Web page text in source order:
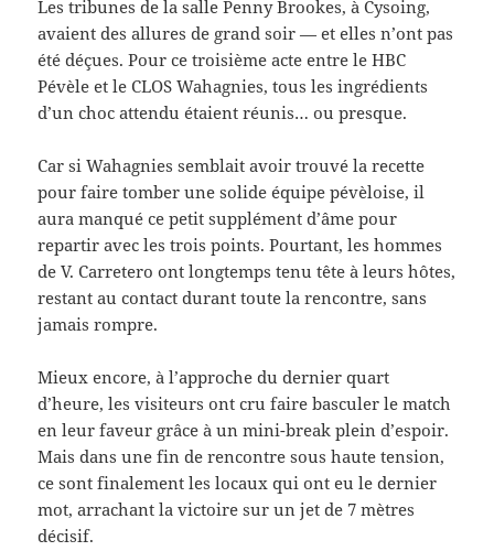
Les tribunes de la salle Penny Brookes, à Cysoing,
avaient des allures de grand soir — et elles n’ont pas
été déçues. Pour ce troisième acte entre le HBC
Pévèle et le CLOS Wahagnies, tous les ingrédients
d’un choc attendu étaient réunis… ou presque.
Car si Wahagnies semblait avoir trouvé la recette
pour faire tomber une solide équipe pévèloise, il
aura manqué ce petit supplément d’âme pour
repartir avec les trois points. Pourtant, les hommes
de V. Carretero ont longtemps tenu tête à leurs hôtes,
restant au contact durant toute la rencontre, sans
jamais rompre.
Mieux encore, à l’approche du dernier quart
d’heure, les visiteurs ont cru faire basculer le match
en leur faveur grâce à un mini-break plein d’espoir.
Mais dans une fin de rencontre sous haute tension,
ce sont finalement les locaux qui ont eu le dernier
mot, arrachant la victoire sur un jet de 7 mètres
décisif.